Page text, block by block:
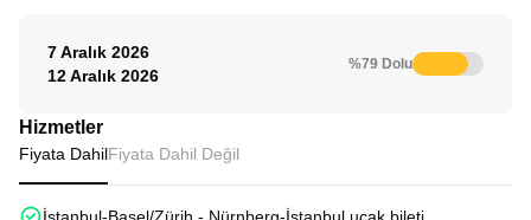
7 Aralık 2026
12 Aralık 2026
%79 Dolu
Hizmetler
Fiyata DahilFiyata Dahil Değil